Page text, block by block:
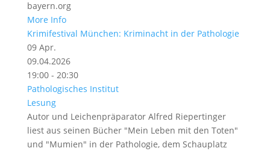
bayern.org
More Info
Krimifestival München: Kriminacht in der Pathologie
09 Apr.
09.04.2026
19:00 - 20:30
Pathologisches Institut
Lesung
Autor und Leichenpräparator Alfred Riepertinger
liest aus seinen Bücher "Mein Leben mit den Toten"
und "Mumien" in der Pathologie, dem Schauplatz